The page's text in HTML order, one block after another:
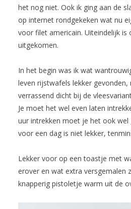
het nog niet. Ook ik ging aan de
op internet rondgekeken wat nu
voor filet americain. Uiteindelijk is
uitgekomen.
In het begin was ik wat
leven rijstwafels lekker
verrassend dicht bij de
Je moet het wel even laten
uur intrekken moet je het ook wel
voor een dag is niet lekker,
Lekker voor op een toastje met
erover en wat extra versgemalen
knapperig pistoletje warm uit de